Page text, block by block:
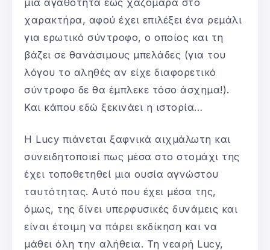
μια αγαθότητα έως χαζομάρα στο
χαρακτήρα, αφού έχει επιλέξει ένα ρεμάλι
για ερωτικό σύντροφο, ο οποίος και τη
βάζει σε θανάσιμους μπελάδες (για του
λόγου το αληθές αν είχε διαφορετικό
σύντροφο δε θα έμπλεκε τόσο άσχημα!).
Και κάπου εδώ ξεκινάει η ιστορία…
H Lucy πιάνεται ξαφνικά αιχμάλωτη και
συνειδητοποιεί πως μέσα στο στομάχι της
έχει τοποθετηθεί μια ουσία αγνώστου
ταυτότητας. Αυτό που έχει μέσα της,
όμως, της δίνει υπερφυσικές δυνάμεις και
είναι έτοιμη να πάρει εκδίκηση και να
μάθει όλη την αλήθεια. Τη νεαρή Lucy,